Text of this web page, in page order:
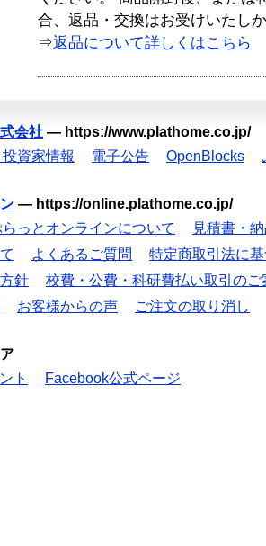
合、返品・交換はお受けいたし
⇒返品について詳しくはこちら
会社 — https://www.plathome.co.jp/
資家情報 電子公告 OpenBlocks
— https://online.plathome.co.jp/
らっとオンラインについて
見積書・
よくあるご質問
特定商取引法に
針
校費・公費・科研費払い取引のご
お客様からの声 ご注文の取り消し
ト
Facebook公式ページ